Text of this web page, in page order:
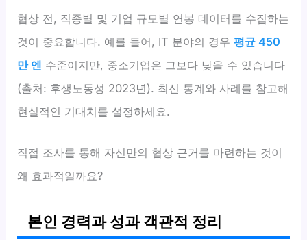
협상 전, 직종별 및 기업 규모별 연봉 데이터를 수집하는
것이 중요합니다. 예를 들어, IT 분야의 경우평균 450
만 엔 수준이지만, 중소기업은 그보다 낮을 수 있습니다
(출처: 후생노동성 2023년). 최신 통계와 사례를 참고해
현실적인 기대치를 설정하세요.
직접 조사를 통해 자신만의 협상 근거를 마련하는 것이
왜 효과적일까요?
본인 경력과 성과 객관적 정리